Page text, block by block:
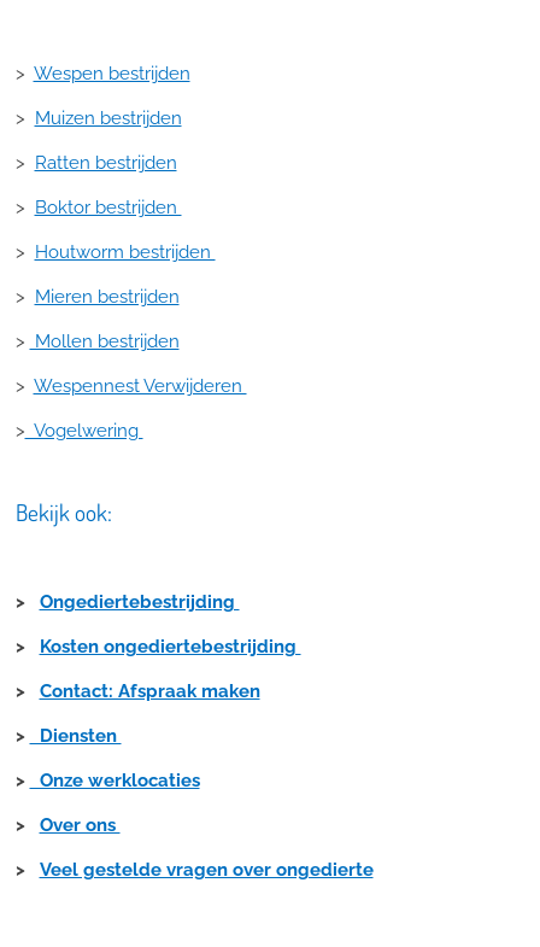
> Wespen bestrijden
> Muizen bestrijden
> Ratten bestrijden
> Boktor bestrijden
> Houtworm bestrijden
> Mieren bestrijden
> Mollen bestrijden
> Wespennest Verwijderen
> Vogelwering
Bekijk ook:
> Ongediertebestrijding
> Kosten ongediertebestrijding
> Contact: Afspraak maken
> Diensten
> Onze werklocaties
> Over ons
> Veel gestelde vragen over ongedierte